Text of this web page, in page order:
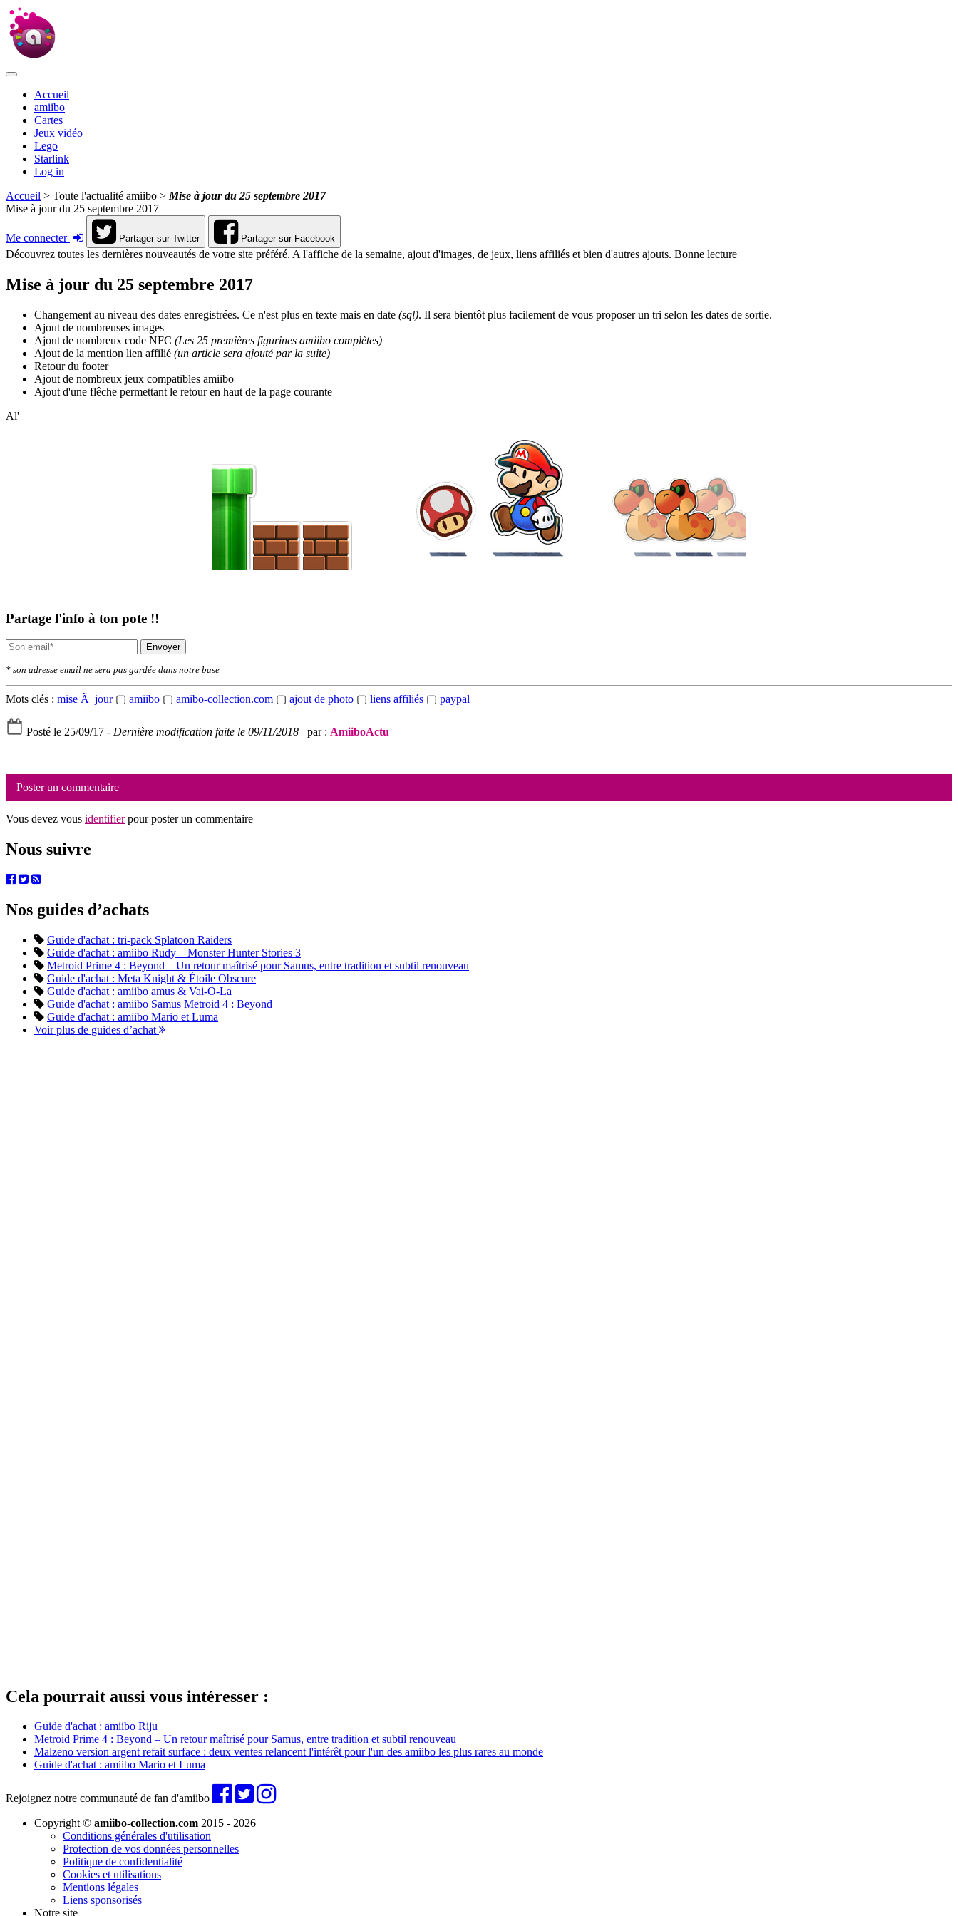
Accueil
amiibo
Cartes
Jeux vidéo
Lego
Starlink
Log in
Accueil > Toute l'actualité amiibo > Mise à jour du 25 septembre 2017
Mise à jour du 25 septembre 2017
Me connecter Partager sur Twitter Partager sur Facebook
Découvrez toutes les dernières nouveautés de votre site préféré. A l'affiche de la semaine, ajout d'images, de jeux, liens affiliés et bien d'autres ajouts. Bonne lecture
Mise à jour du 25 septembre 2017
Changement au niveau des dates enregistrées. Ce n'est plus en texte mais en date (sql). Il sera bientôt plus facilement de vous proposer un tri selon les dates de sortie.
Ajout de nombreuses images
Ajout de nombreux code NFC (Les 25 premières figurines amiibo complètes)
Ajout de la mention lien affilié (un article sera ajouté par la suite)
Retour du footer
Ajout de nombreux jeux compatibles amiibo
Ajout d'une flêche permettant le retour en haut de la page courante
Al'
Partage l'info à ton pote !!
Envoyer
* son adresse email ne sera pas gardée dans notre base
Mots clés : mise Ã jour▢ amiibo ▢ amibo-collection.com ▢ ajout de photo ▢ liens affiliés ▢ paypal
Posté le 25/09/17 - Dernière modification faite le 09/11/2018 par : AmiiboActu
Poster un commentaire
Vous devez vous identifierpour poster un commentaire
Nous suivre
Nos guides d’achats
Guide d'achat : tri-pack Splatoon Raiders
Guide d'achat : amiibo Rudy – Monster Hunter Stories 3
Metroid Prime 4 : Beyond – Un retour maîtrisé pour Samus, entre tradition et subtil renouveau
Guide d'achat : Meta Knight & Étoile Obscure
Guide d'achat : amiibo amus & Vai-O-La
Guide d'achat : amiibo Samus Metroid 4 : Beyond
Guide d'achat : amiibo Mario et Luma
Voir plus de guides d’achat
Cela pourrait aussi vous intéresser :
Guide d'achat : amiibo Riju
Metroid Prime 4 : Beyond – Un retour maîtrisé pour Samus, entre tradition et subtil renouveau
Malzeno version argent refait surface : deux ventes relancent l'intérêt pour l'un des amiibo les plus rares au monde
Guide d'achat : amiibo Mario et Luma
Rejoignez notre communauté de fan d'amiibo
Copyright © amiibo-collection.com 2015 - 2026
Conditions générales d'utilisation
Protection de vos données personnelles
Politique de confidentialité
Cookies et utilisations
Mentions légales
Liens sponsorisés
Notre site